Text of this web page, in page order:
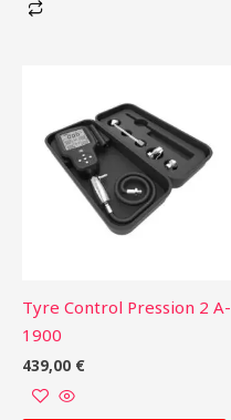
Tyre Control Pression 2 A-
1900
439,00 €